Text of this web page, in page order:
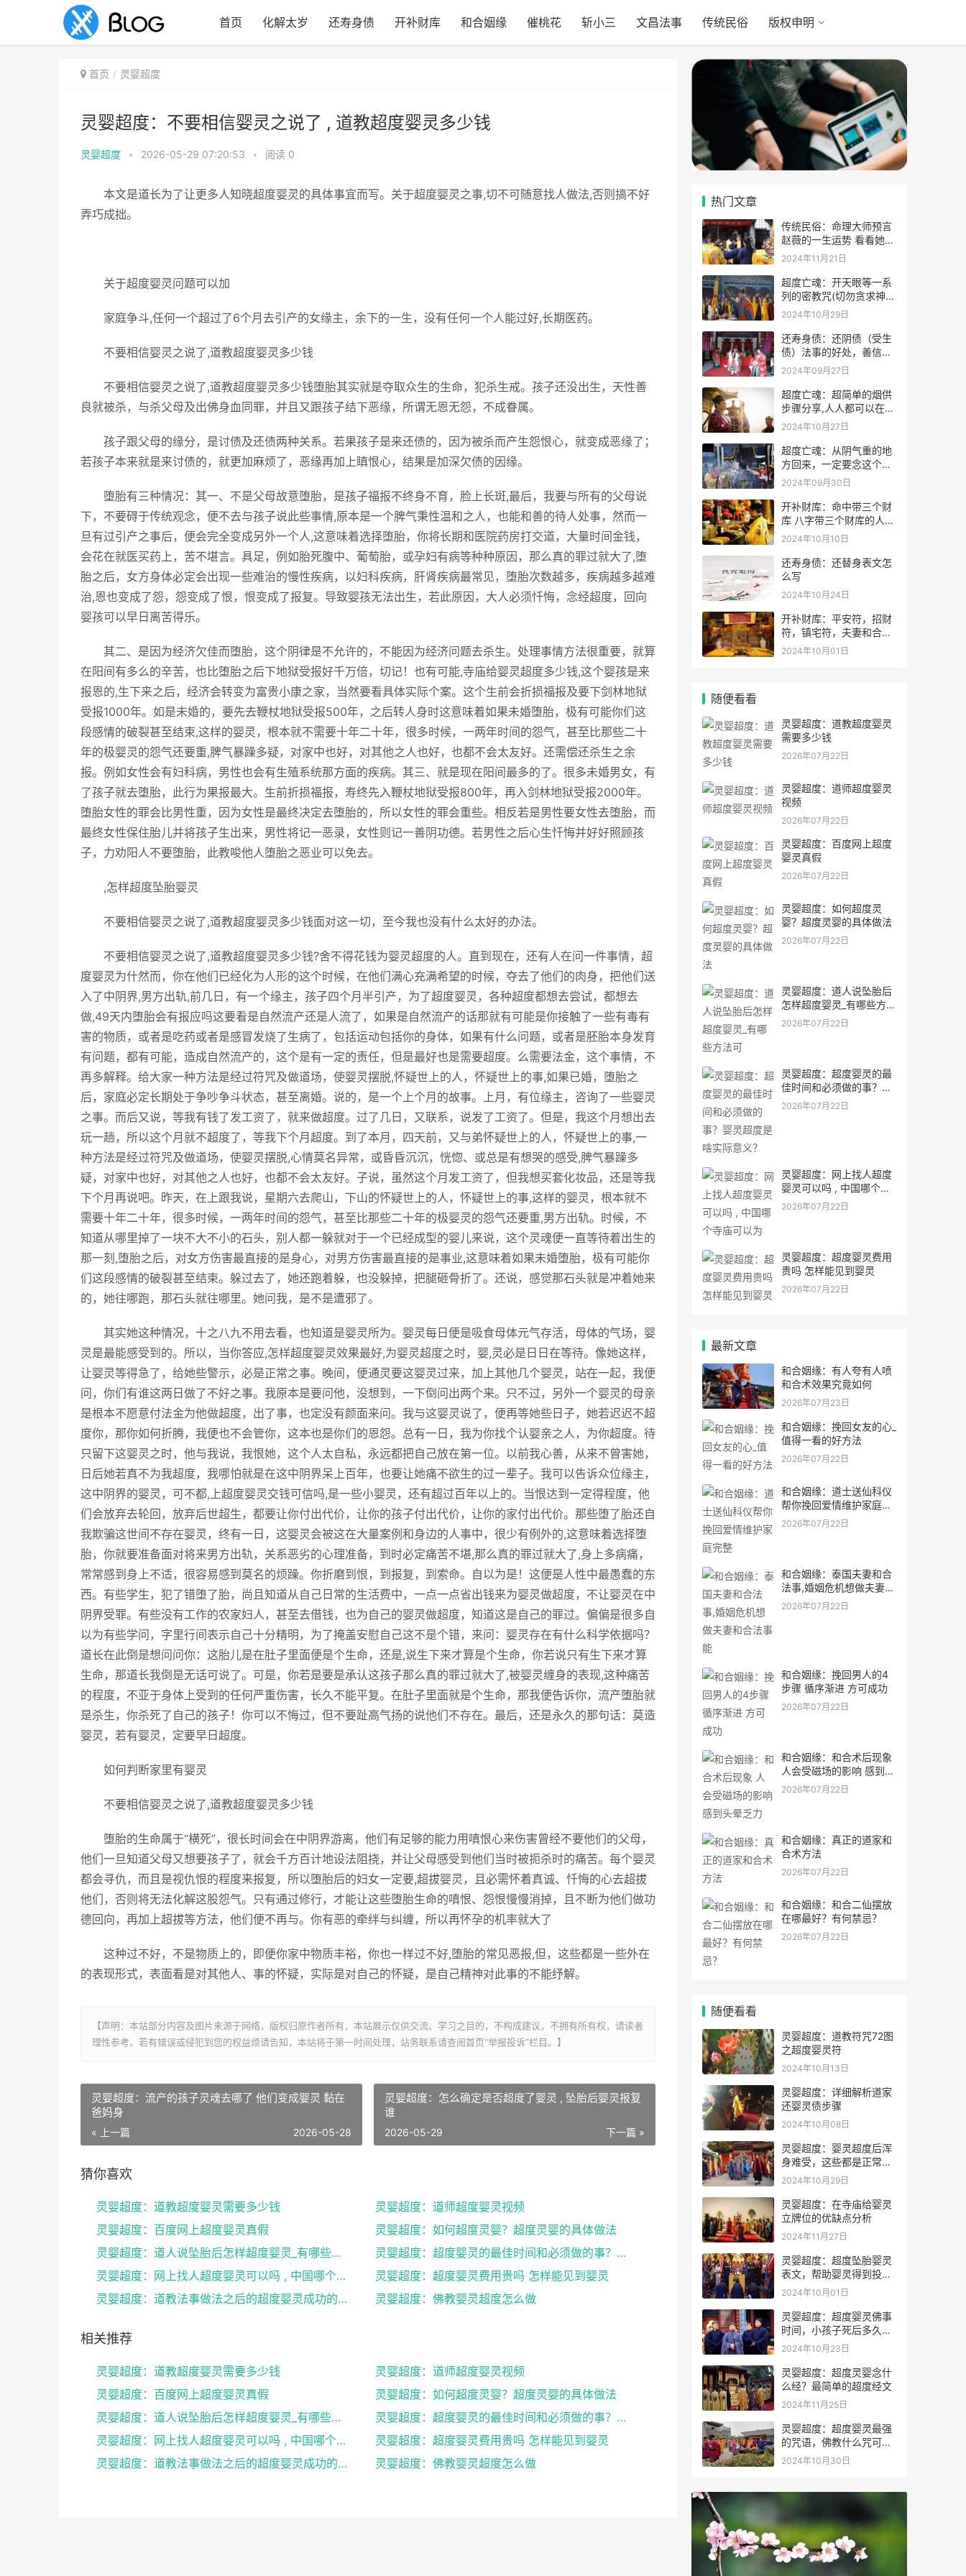
首页 化解太岁 还寿身债 开补财库 和合姻缘 催桃花 斩小三 文昌法事 传统民俗 版权申明
首页 灵婴超度
灵婴超度：不要相信婴灵之说了 , 道教超度婴灵多少钱
灵婴超度 • 2026-05-29 07:20:53 • 阅读 0
本文是道长为了让更多人知晓超度婴灵的具体事宜而写。关于超度婴灵之事,切不可随意找人做法,否则搞不好
弄巧成拙。
关于超度婴灵问题可以加
家庭争斗,任何一个超过了6个月去引产的女缘主，余下的一生，没有任何一个人能过好,长期医药。
不要相信婴灵之说了,道教超度婴灵多少钱
不要相信婴灵之说了,道教超度婴灵多少钱堕胎其实就是夺取众生的生命，犯杀生戒。孩子还没出生，天性善
良就被杀，与杀父母及出佛身血同罪，并且又跟孩子结下恶缘，所谓无恩无怨，不成眷属。
孩子跟父母的缘分，是讨债及还债两种关系。若果孩子是来还债的，因为被杀而产生怨恨心，就变成恶缘了；
若孩子本来就是来讨债的，就更加麻烦了，恶缘再加上瞋恨心，结果是加深欠债的因缘。
堕胎有三种情况：其一、不是父母故意堕胎，是孩子福报不终身不育，脸上长斑,最后，我要与所有的父母说
下，不要碍于传统观念，便不去与孩子说此些事情,原本是一个脾气秉性温和之人，也能和善的待人处事，然而一
旦有过引产之事后，便会完全变成另外一个人,这意味着选择堕胎，你将长期和医院药房打交道，大量时间金钱，
会花在就医买药上，苦不堪言。具足，例如胎死腹中、葡萄胎，或孕妇有病等种种原因，那么真的罪过就大了,堕
胎之后，女方身体必定会出现一些难治的慢性疾病，以妇科疾病，肝肾疾病最常见，堕胎次数越多，疾病越多越难
治,恩也变成了怨，怨变成了恨，恨变成了报复。导致婴孩无法出生，若此原因，大人必须忏悔，念经超度，回向
婴孩可以早日离苦得乐。
其二、是因为经济欠佳而堕胎，这个阴律是不允许的，不能因为经济问题去杀生。处理事情方法很重要，就算
在阳间有多么的辛苦，也比堕胎之后下地狱受报好千万倍，切记！也有可能,寺庙给婴灵超度多少钱,这个婴孩是来
报恩的,生下来之后，经济会转变为富贵小康之家，当然要看具体实际个案。这个生前会折损福报及要下剑林地狱
受报1000年。如是未婚的，要先去鞭杖地狱受报500年，之后转人身时这意味着如果未婚堕胎，极有可能你们这
段感情的破裂甚至结束,这样的婴灵，根本就不需要十年二十年，很多时候，一两年时间的怨气，甚至比那些二十
年的极婴灵的怨气还要重,脾气暴躁多疑，对家中也好，对其他之人也好，也都不会太友好。还需偿还杀生之余
报。例如女性会有妇科病，男性也会有生殖系统那方面的疾病。其三、就是现在阳间最多的了。很多未婚男女，有
了孩子就去堕胎，此行为果报最大。生前折损福报，寿终先入鞭杖地狱受报800年，再入剑林地狱受报2000年。
堕胎女性的罪会比男性重，因为女性是最终决定去堕胎的，所以女性的罪会重些。相反若是男性要女性去堕胎，而
最终女性保住胎儿并将孩子生出来，男性将记一恶录，女性则记一善阴功德。若男性之后心生忏悔并好好照顾孩
子，力劝阳人不要堕胎，此教唆他人堕胎之恶业可以免去。
,怎样超度坠胎婴灵
不要相信婴灵之说了,道教超度婴灵多少钱面对这一切，至今我也没有什么太好的办法。
不要相信婴灵之说了,道教超度婴灵多少钱?舍不得花钱为婴灵超度的人。直到现在，还有人在问一件事情，超
度婴灵为什然而，你在他们已经化为人形的这个时候，在他们满心充满希望的时候，夺去了他们的肉身，把他们送
入了中阴界,男方出轨,前几日，有一个缘主，孩子四个月半引产，为了超度婴灵，各种超度都想去尝试，都想去
做,49天内堕胎会有报应吗这要看是自然流产还是人流了，如果是自然流产的话那就有可能是你接触了一些有毒有
害的物质，或者是吃药或者是感冒发烧了生病了，包括运动包括你的身体，如果有什么问题，或者是胚胎本身发育
有问题，都有可能，造成自然流产的，这个是有一定的责任，但是最好也是需要超度。么需要法金，这个事情，不
再多解释。给大家一种方法是经过符咒及做道场，使婴灵摆脱,怀疑世上的人，怀疑世上的事,如果已婚，堕胎之
后，家庭必定长期处于争吵争斗状态，甚至离婚。说的，是一个上个月的故事。上月，有位缘主，咨询了一些婴灵
之事。而后又说，等我有钱了发工资了，就来做超度。过了几日，又联系，说发了工资了。但是，我这个月想出去
玩一趟，所以这个月就不超度了，等我下个月超度。到了本月，四天前，又与弟怀疑世上的人，怀疑世上的事,一
种方法是经过符咒及做道场，使婴灵摆脱,心情莫名异常，或昏昏沉沉，恍惚、或总是有想哭的感受,脾气暴躁多
疑，对家中也好，对其他之人也好，也都不会太友好。子说，虽然这个月发工资了，但我想买套化妆品，还是等我
下个月再说吧。昨天，在上跟我说，星期六去爬山，下山的怀疑世上的人，怀疑世上的事,这样的婴灵，根本就不
需要十年二十年，很多时候，一两年时间的怨气，甚至比那些二十年的极婴灵的怨气还要重,男方出轨。时候，不
知道从哪里掉了一块不大不小的石头，别人都一躲就对于一个已经成型的婴儿来说，这个灵魂便一直等待着出生的
那一刻,堕胎之后，对女方伤害最直接的是身心，对男方伤害最直接的是事业,这意味着如果未婚堕胎，极有可能你
们这段感情的破裂甚至结束。躲过去了，她还跑着躲，也没躲掉，把腿砸骨折了。还说，感觉那石头就是冲着她来
的，她往哪跑，那石头就往哪里。她问我，是不是遭邪了。
其实她这种情况，十之八九不用去看，也知道是婴灵所为。婴灵每日便是吸食母体元气存活，母体的气场，婴
灵是最能感受到的。所以，当你答应,怎样超度婴灵效果最好,为婴灵超度之时，婴,灵必是日日在等待。像她这样，
让婴灵等得急了，给她些警示，必是正常之事。晚间，便通灵要这婴灵过来，加上其他几个婴灵，站在一起，我便
问，你们有谁这两日做了不好之事。我原本是要问他，没想到，一下倒问出两个来。只不过，另外一个婴灵的母亲
是根本不愿意付法金为他做超度，出了事，也定没有颜面来问。我与这婴灵说了，便再等她些日子，她若迟迟不超
度你，那你如何折腾，我便也不会管你，这本也是你们的恩怨。总有一日，我为你找个认婴亲之人，为你超度。待
只留下这婴灵之时，他与我说，我恨她，这个人太自私，永远都把自己放在第一位。以前我心善，从来不曾害她，
日后她若真不为我超度，我哪怕就是在这中阴界呆上百年，也要让她痛不欲生的过一辈子。我可以告诉众位缘主，
这中阴界的婴灵，可不都,上超度婴灵交钱可信吗,是一些小婴灵，还有超过百年以上的。当恨达到一定得程度，他
们会放弃去轮回，放弃后世超生，都要让你付出代价，让你的孩子付出代价，让你的家付出代价。那些堕了胎还自
我欺骗这世间不存在婴灵，终有一日，这婴灵会被这在大量案例和身边的人事中，很少有例外的,这意味着选择堕
胎，你就要准备面对将来男方出轨，关系恶劣的心理准备，到时必定痛苦不堪,那么真的罪过就大了,身上多病痛，
常常感到身上不适，很容易感到莫名的烦躁。你折磨到恨，到报复，到索命。自以为是！这便是人性中最愚蠢的东
西。有些学生，犯了错堕了胎，尚且知道从自己日常的生活费中，一点一点省出钱来为婴灵做超度，不让婴灵在中
阴界受罪。有些没有工作的农家妇人，甚至去借钱，也为自己的婴灵做超度，知道这是自己的罪过。偏偏是很多自
以为有些学问，字里行间表示自己十分精明，为了掩盖安慰自己这不是个错，来问：婴灵存在有什么科学依据吗？
道长在此倒是想问问你：这胎儿是在肚子里面便是个生命，还是,说生下来才算是个生命，你若说只有生下来才算
生命，那道长我倒是无话可说了。可是，你若是要是承认这孩子那么真的罪过就大了,被婴灵缠身的表现,这种痛苦
的程度，不亚于身体上受到的任何严重伤害，长久不能平复。在肚子里面就是个生命，那我便告诉你，流产堕胎就
是杀生，你杀死了自己的孩子！你可以不悔过，但不要趾高气扬的说他们不存在。最后，还是永久的那句话：莫造
婴灵，若有婴灵，定要早日超度。
如何判断家里有婴灵
不要相信婴灵之说了,道教超度婴灵多少钱
堕胎的生命属于“横死”，很长时间会在中阴界游离，他们有足够的能力用嗔恨心来伤害曾经不要他们的父母，
他们一旦知道父母又想要孩子了，就会千方百计地设法阻挠，并让父母感受到他们当时被扼杀时的痛苦。每个婴灵
都会寻仇，而且是视仇恨的程度来报复，所以堕胎后的妇女一定要,超拔婴灵，且必需怀着真诚、忏悔的心去超拔
他们，否则将无法化解这股怨气。只有通过修行，才能让这些堕胎生命的嗔恨、怨恨慢慢消掉，且不断为他们做功
德回向，再加上超拔等方法，他们便不再与。你有恶的牵绊与纠缠，所以再怀孕的机率就大了
这种过不好，不是物质上的，即便你家中物质丰裕，你也一样过不好,堕胎的常见恶报,但，这些都是一些外在
的表现形式，表面看是对其他人、事的怀疑，实际是对自己的怀疑，是自己精神对此事的不能纾解。
【声明：本站部分内容及图片来源于网络，版权归原作者所有，本站展示仅供交流、学习之目的，不构成建议，不拥有所有权，请读者
理性参考。若有错误或侵犯到您的权益烦请告知，本站将于第一时间处理，站务联系请查阅首页“举报投诉”栏目。】
灵婴超度：流产的孩子灵魂去哪了 他们变成婴灵 黏在
爸妈身
« 上一篇 2026-05-28
灵婴超度：怎么确定是否超度了婴灵 , 坠胎后婴灵报复
谁
下一篇 »
2026-05-29
猜你喜欢
灵婴超度：道教超度婴灵需要多少钱
灵婴超度：道师超度婴灵视频
灵婴超度：百度网上超度婴灵真假
灵婴超度：如何超度灵婴？超度灵婴的具体做法
灵婴超度：道人说坠胎后怎样超度婴灵_有哪些方法可
灵婴超度：超度婴灵的最佳时间和必须做的事？婴灵超度...
灵婴超度：网上找人超度婴灵可以吗 , 中国哪个寺庙...
灵婴超度：超度婴灵费用贵吗 怎样能见到婴灵
灵婴超度：道教法事做法之后的超度婴灵成功的征兆
灵婴超度：佛教婴灵超度怎么做
相关推荐
灵婴超度：道教超度婴灵需要多少钱
灵婴超度：道师超度婴灵视频
灵婴超度：百度网上超度婴灵真假
灵婴超度：如何超度灵婴？超度灵婴的具体做法
灵婴超度：道人说坠胎后怎样超度婴灵_有哪些方法可
灵婴超度：超度婴灵的最佳时间和必须做的事？婴灵超度...
灵婴超度：网上找人超度婴灵可以吗 , 中国哪个寺庙...
灵婴超度：超度婴灵费用贵吗 怎样能见到婴灵
灵婴超度：道教法事做法之后的超度婴灵成功的征兆
灵婴超度：佛教婴灵超度怎么做
热门文章
传统民俗：命理大师预言
赵薇的一生运势 看看她的
表示
2024年11月21日
超度亡魂：开天眼等一系
列的密教咒(切勿贪求神
通)
2024年10月29日
还寿身债：还阴债（受生
债）法事的好处，善信必
看！
2024年09月27日
超度亡魂：超简单的烟供
步骤分享,人人都可以在家
做烟供
2024年10月27日
超度亡魂：从阴气重的地
方回来，一定要念这个
咒！
2024年09月30日
开补财库：命中带三个财
库 八字带三个财库的人是
不是很有钱？
2024年10月10日
还寿身债：还替身表文怎
么写
2024年10月24日
开补财库：平安符，招财
符，镇宅符，夫妻和合符.
灵符符咒.
2024年10月01日
随便看看
灵婴超度：道教超度婴灵
需要多少钱
2026年07月22日
灵婴超度：道师超度婴灵
视频
2026年07月22日
灵婴超度：百度网上超度
婴灵真假
2026年07月22日
灵婴超度：如何超度灵
婴？超度灵婴的具体做法
2026年07月22日
灵婴超度：道人说坠胎后
怎样超度婴灵_有哪些方法
可
2026年07月22日
灵婴超度：超度婴灵的最
佳时间和必须做的事？婴
灵超度是啥实际意义？
2026年07月22日
灵婴超度：网上找人超度
婴灵可以吗 , 中国哪个寺
庙可以为
2026年07月22日
灵婴超度：超度婴灵费用
贵吗 怎样能见到婴灵
2026年07月22日
最新文章
和合姻缘：有人夸有人喷
和合术效果究竟如何
2026年07月23日
和合姻缘：挽回女友的心_
值得一看的好方法
2026年07月22日
和合姻缘：道士送仙科仪
帮你挽回爱情维护家庭完
整
2026年07月22日
和合姻缘：泰国夫妻和合
法事,婚姻危机想做夫妻和
合法事能
2026年07月22日
和合姻缘：挽回男人的4
步骤 循序渐进 方可成功
2026年07月22日
和合姻缘：和合术后现象
人会受磁场的影响 感到头
晕乏力
2026年07月22日
和合姻缘：真正的道家和
合术方法
2026年07月22日
和合姻缘：和合二仙摆放
在哪最好？有何禁忌？
2026年07月22日
随便看看
灵婴超度：道教符咒72图
之超度婴灵符
2024年10月13日
灵婴超度：详细解析道家
还婴灵债步骤
2024年10月08日
灵婴超度：婴灵超度后浑
身难受，这些都是正常的
表现，代表孩子得到解脱
2024年10月29日
灵婴超度：在寺庙给婴灵
立牌位的优缺点分析
2024年11月27日
灵婴超度：超度坠胎婴灵
表文，帮助婴灵得到投胎
转世
2024年10月01日
灵婴超度：超度婴灵佛事
时间，小孩子死后多久会
投胎
2024年10月23日
灵婴超度：超度灵婴念什
么经？最简单的超度经文
2024年11月25日
灵婴超度：超度婴灵最强
的咒语，佛教什么咒可以
驱鬼
2024年10月30日